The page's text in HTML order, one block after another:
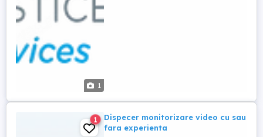
1
1
Dispecer monitorizare video cu sau
fara experienta